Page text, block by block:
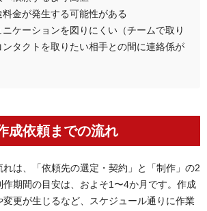
金が発生する可能性がある
ケーションを図りにくい（チームで取り
タクトを取りたい相手との間に連絡係が
成依頼までの流れ
は、「依頼先の選定・契約」と「制作」の2
期間の目安は、およそ1〜4か月です。作成
更が生じるなど、スケジュール通りに作業